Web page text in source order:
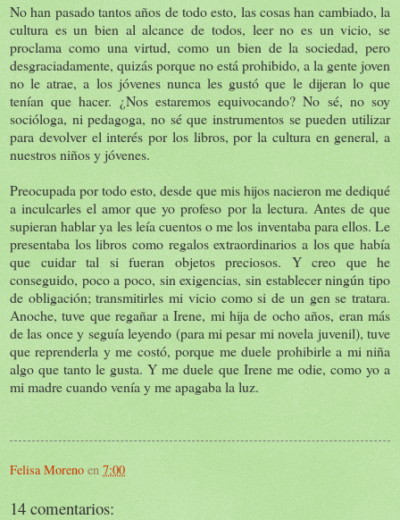
No han pasado tantos años de todo esto, las cosas han cambiado, la
cultura es un bien al alcance de todos, leer no es un vicio, se
proclama como una virtud, como un bien de la sociedad, pero
desgraciadamente, quizás porque no está prohibido, a la gente joven
no le atrae, a los jóvenes nunca les gustó que le dijeran lo que
tenían que hacer. ¿Nos estaremos equivocando? No sé, no soy
socióloga, ni pedagoga, no sé que instrumentos se pueden utilizar
para devolver el interés por los libros, por la cultura en general, a
nuestros niños y jóvenes.
Preocupada por todo esto, desde que mis hijos nacieron me dediqué
a inculcarles el amor que yo profeso por la lectura. Antes de que
supieran hablar ya les leía cuentos o me los inventaba para ellos. Le
presentaba los libros como regalos extraordinarios a los que había
que cuidar tal si fueran objetos preciosos. Y creo que he
conseguido, poco a poco, sin exigencias, sin establecer ningún tipo
de obligación; transmitirles mi vicio como si de un gen se tratara.
Anoche, tuve que regañar a Irene, mi hija de ocho años, eran más
de las once y seguía leyendo (para mi pesar mi novela juvenil), tuve
que reprenderla y me costó, porque me duele prohibirle a mi niña
algo que tanto le gusta. Y me duele que Irene me odie, como yo a
mi madre cuando venía y me apagaba la luz.
Felisa Moreno en 7:00
14 comentarios: